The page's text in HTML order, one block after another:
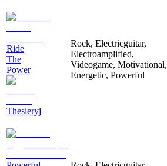
Ride
The
Power
Thesieryj
Rock, Electricguitar,
Electroamplified,
Videogame, Motivational,
Energetic, Powerful